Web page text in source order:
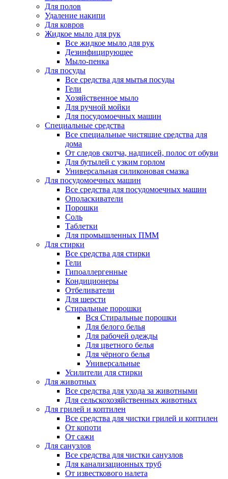
Для полов
Удаление накипи
Для ковров
Жидкое мыло для рук
Все жидкое мыло для рук
Дезинфицирующее
Мыло-пенка
Для посуды
Все средства для мытья посуды
Гели
Хозяйственное мыло
Для ручной мойки
Для посудомоечных машин
Специальные средства
Все специальные чистящие средства для
дома
От следов скотча, надписей, полос от обуви
Для бутылей с узким горлом
Универсальная силиконовая смазка
Для посудомоечных машин
Все средства для посудомоечных машин
Ополаскиватели
Порошки
Соль
Таблетки
Для промышленных ПММ
Для стирки
Все средства для стирки
Гели
Гипоаллергенные
Кондиционеры
Отбеливатели
Для шерсти
Стиральные порошки
Вся Стиральные порошки
Для белого белья
Для рабочей одежды
Для цветного белья
Для чёрного белья
Универсальные
Усилители для стирки
Для животных
Все средства для ухода за животными
Для сельскохозяйственных животных
Для грилей и коптилен
Все средства для чистки грилей и коптилен
От копоти
От сажи
Для санузлов
Все средства для чистки санузлов
Для канализационных труб
От известкового налета